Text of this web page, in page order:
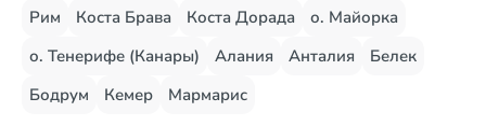
Рим
Коста Брава Коста Дорада
о. Майорка
о. Тенерифе (Канары)
Алания Анталия
Белек
Бодрум
Кемер Мармарис